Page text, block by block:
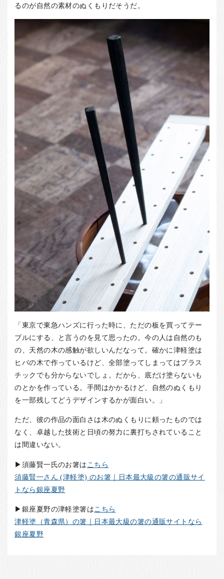
るのが自然の素材のぬくもりだそうだ。
「東京で東急ハンズに行った時に、ただの板を買ってテー
ブルにする、と言うのを見て思ったの。今の人は自然のも
の、天然の木の感触が欲しいんだなって。確かに津軽塗は
ヒバの木で作っているけど、全部塗ってしまってはプラス
チックでも分からないでしょ。だから、底だけ塗らないも
のとかを作っている。手間はかかるけど、自然のぬくもり
を一部残してどうデザインするかが面白い。」
ただ、彼の作品の面白さは木のぬくもりに頼ったものでは
なく、卓越した技術と日頃の努力に裏打ちされていること
は間違いない。
▶須藤賢一氏のお箸は こちら
須藤賢一さん (津軽塗) のお箸｜日本最大級の箸の通販サイ
トなら銀座夏野
▶銀座夏野の津軽塗箸はこちら
津軽塗（青森県）の箸｜日本最大級の箸の通販サイトなら
銀座夏野